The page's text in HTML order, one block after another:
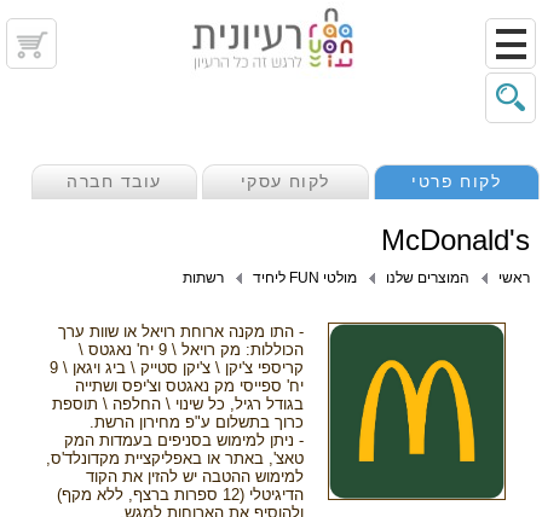
לקוח פרטי לקוח עסקי עובד חברה
McDonald's
ראשי המוצרים שלנו מולטי FUN ליחיד רשתות
- התו מקנה ארוחת רויאל או שוות ערך
הכוללות: מק רויאל \ 9 יח' נאגטס \
קריספי צ'יקן \ צ'יקן סטייק \ ביג ויגאן \ 9
יח' ספייסי מק נאגטס וצ'יפס ושתייה
בגודל רגיל, כל שינוי \ החלפה \ תוספת
כרוך בתשלום ע"פ מחירון הרשת.
- ניתן למימוש בסניפים בעמדות המק
טאצ', באתר או באפליקציית מקדונלד'ס,
למימוש ההטבה יש להזין את הקוד
הדיגיטלי (12 ספרות ברצף, ללא מקף)
ולהוסיף את הארוחות למגש.